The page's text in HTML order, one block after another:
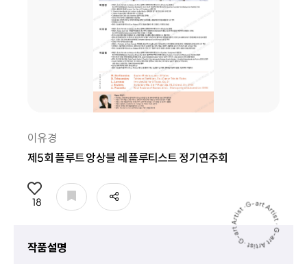
이유경
제5회 플루트 앙상블 레 플루티스트 정기연주회
18 공유
작품설명